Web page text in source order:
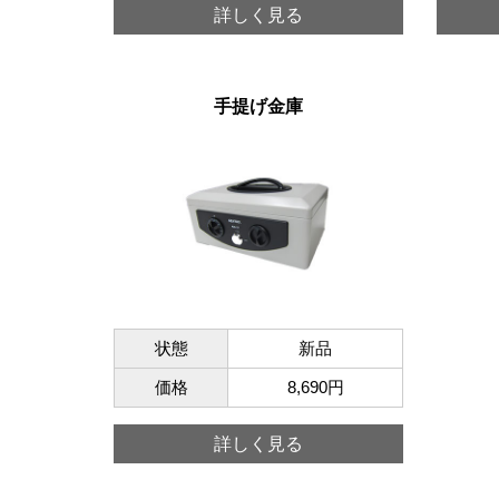
詳しく見る
手提げ金庫
状態 新品
価格 8,690円
詳しく見る